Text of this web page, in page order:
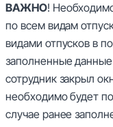
ВАЖНО!
по всем видам
видами отпусков в
заполненные
сотрудник закрыл
необходимо будет
случае ранее